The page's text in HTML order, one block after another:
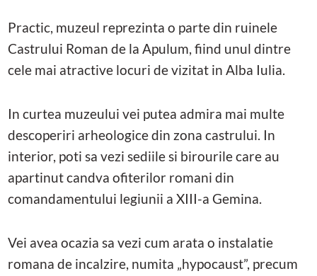
Practic, muzeul reprezinta o parte din ruinele
Castrului Roman de la Apulum, fiind unul dintre
cele mai atractive locuri de vizitat in Alba Iulia.
In curtea muzeului vei putea admira mai multe
descoperiri arheologice din zona castrului. In
interior, poti sa vezi sediile si birourile care au
apartinut candva ofiterilor romani din
comandamentului legiunii a XIII-a Gemina.
Vei avea ocazia sa vezi cum arata o instalatie
romana de incalzire, numita „hypocaust”, precum